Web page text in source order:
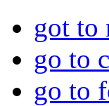
got to
go to
go to